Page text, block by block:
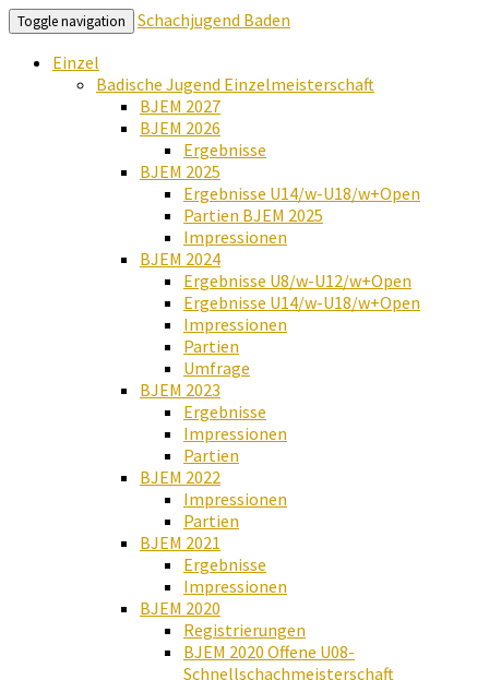
Toggle navigation
Schachjugend Baden
Einzel
Badische Jugend Einzelmeisterschaft
BJEM 2027
BJEM 2026
Ergebnisse
BJEM 2025
Ergebnisse U14/w-U18/w+Open
Partien BJEM 2025
Impressionen
BJEM 2024
Ergebnisse U8/w-U12/w+Open
Ergebnisse U14/w-U18/w+Open
Impressionen
Partien
Umfrage
BJEM 2023
Ergebnisse
Impressionen
Partien
BJEM 2022
Impressionen
Partien
BJEM 2021
Ergebnisse
Impressionen
BJEM 2020
Registrierungen
BJEM 2020 Offene U08-
Schnellschachmeisterschaft